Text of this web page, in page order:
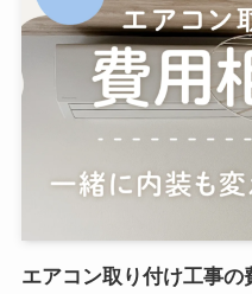
エアコン取り付け工事